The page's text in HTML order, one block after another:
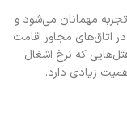
مهمانان می‌شود و
اتاق‌های مجاور اقامت
که نرخ اشغال
زیادی دارد.